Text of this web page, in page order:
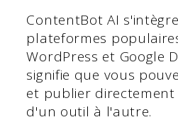
ContentBot AI
plateformes
WordPress et Google
signifie que vous
et publier directement
d'un outil à l'autre.